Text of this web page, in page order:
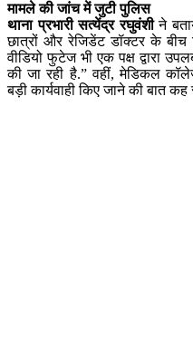
मामले की जांच में जुटी पुलिस
थाना प्रभारी सत्येंद्र रघुवंशीने
छात्रों और रेजिडेंट डॉक्टर के बीच
वीडियो फुटेज भी एक पक्ष द्वारा
की जा रही है.” वहीं, मेडिकल
बड़ी कार्यवाही किए जाने की बात कह